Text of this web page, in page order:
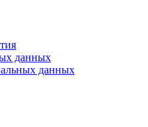
данных
данных